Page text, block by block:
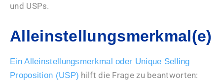
und USPs.
Alleinstellungsmerkmal(e)
Ein Alleinstellungsmerkmal oder Unique Selling
Proposition (USP) hilft die Frage zu beantworten: